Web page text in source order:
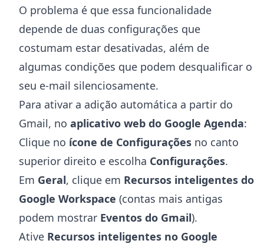
O problema é que essa funcionalidade
depende de duas configurações que
costumam estar desativadas, além de
algumas condições que podem desqualificar o
seu e-mail silenciosamente.
Para ativar a adição automática a partir do
Gmail, no aplicativo web do Google Agenda:
Clique no ícone de Configurações no canto
superior direito e escolha Configurações.
Em Geral, clique em Recursos inteligentes do
Google Workspace (contas mais antigas
podem mostrar Eventos do Gmail).
Ative Recursos inteligentes no Google